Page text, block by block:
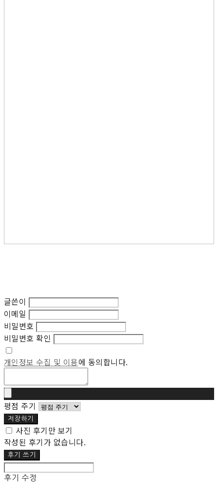
글쓴이
이메일
비밀번호
비밀번호 확인
개인정보 수집 및 이용에 동의합니다.
평점 주기
저장하기
사진 후기만 보기
작성된 후기가 없습니다.
후기 쓰기
후기 수정